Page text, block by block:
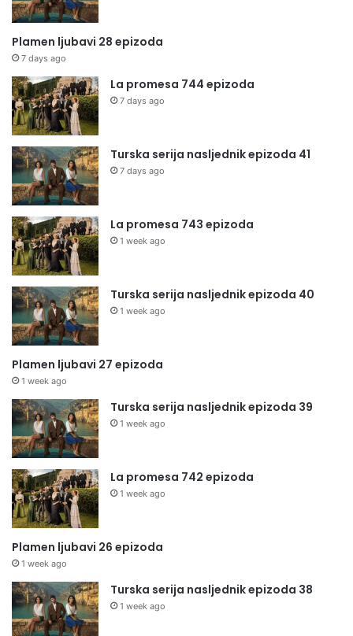
Plamen ljubavi 28 epizoda
7 days ago
La promesa 744 epizoda
7 days ago
Turska serija nasljednik epizoda 41
7 days ago
La promesa 743 epizoda
1 week ago
Turska serija nasljednik epizoda 40
1 week ago
Plamen ljubavi 27 epizoda
1 week ago
Turska serija nasljednik epizoda 39
1 week ago
La promesa 742 epizoda
1 week ago
Plamen ljubavi 26 epizoda
1 week ago
Turska serija nasljednik epizoda 38
1 week ago